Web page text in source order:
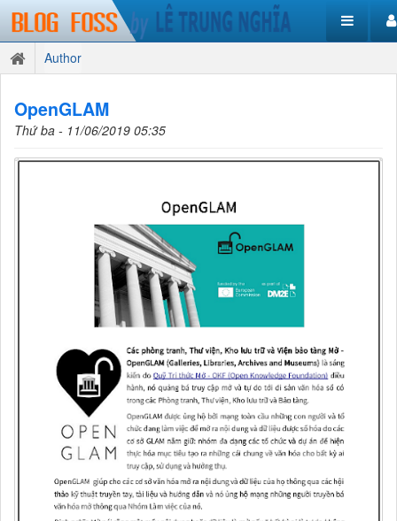
Author
OpenGLAM
Thứ ba - 11/06/2019 05:35